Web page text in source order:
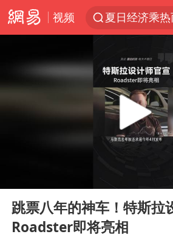
视频
王传君 《披
Play
跳票八年的神车！特斯拉
Roadster即将亮相